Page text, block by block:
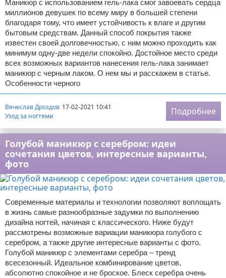
Маникюр с использованием гель-лака смог завоевать сердца
миллионов девушек по всему миру в большей степени
благодаря тому, что имеет устойчивость к влаге и другим
бытовым средствам. Данный способ покрытия также
известен своей долговечностью, с ним можно проходить как
минимум одну-две недели спокойно. Достойное место среди
всех возможных вариантов нанесения гель-лака занимает
маникюр с черным лаком. О нем мы и расскажем в статье.
Особенности черного
Вячеслав Дроздов 17-02-2021 10:41
Уход за ногтями
Подробнее
Голубой маникюр с серебром: идеи
сочетания цветов, интересные варианты,
фото
Современные материалы и технологии позволяют воплощать
в жизнь самые разнообразные задумки по выполнению
дизайна ногтей, начиная с классического. Ниже будут
рассмотрены возможные вариации маникюра голубого с
серебром, а также другие интересные варианты с фото.
Голубой маникюр с элементами серебра – тренд
всесезонный. Идеальное комбинирование цветов,
абсолютно спокойное и не броское. Блеск серебра очень